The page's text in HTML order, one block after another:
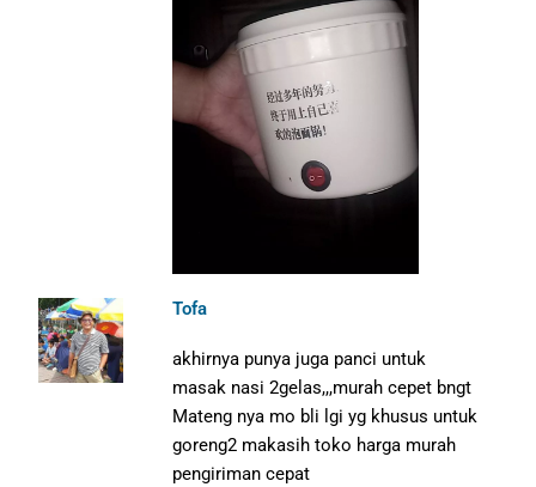
Tofa
akhirnya punya juga panci untuk
masak nasi 2gelas,,,murah cepet bngt
Mateng nya mo bli lgi yg khusus untuk
goreng2 makasih toko harga murah
pengiriman cepat